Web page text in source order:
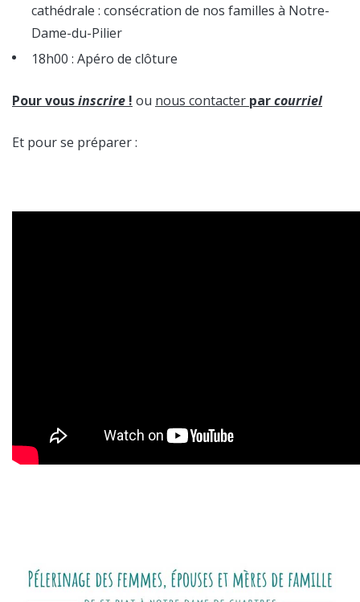
cathédrale : consécration de nos familles à Notre-
Dame-du-Pilier
18h00 : Apéro de clôture
Pour vousinscrire ! ou nous contacter parcourriel
Et pour se préparer :